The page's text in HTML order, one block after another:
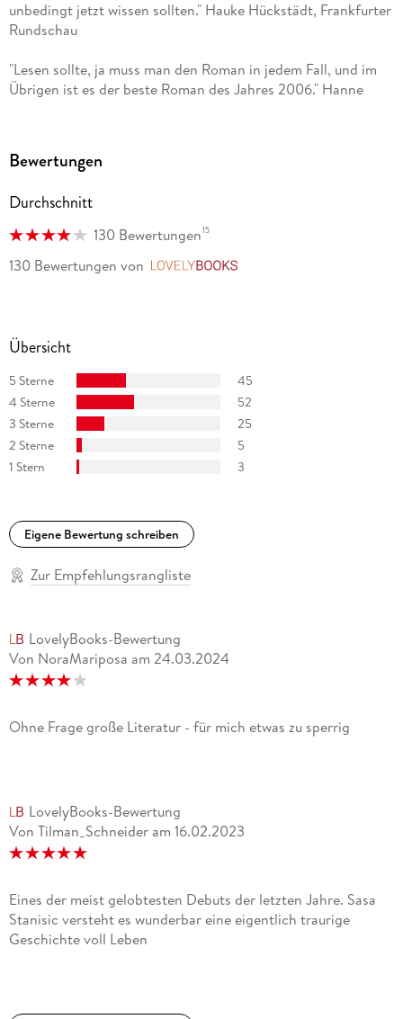
unbedingt jetzt wissen sollten." Hauke Hückstädt, Frankfurter
Rundschau
"Lesen sollte, ja muss man den Roman in jedem Fall, und im
Übrigen ist es der beste Roman des Jahres 2006." Hanne
Bewertungen
Durchschnitt
130 Bewertungen15
130 Bewertungen von
Übersicht
5 Sterne
45
4 Sterne
52
3 Sterne
25
2 Sterne
5
1 Stern
3
Eigene Bewertung schreiben
Zur Empfehlungsrangliste
LovelyBooks-Bewertung
Von NoraMariposa am 24.03.2024
Ohne Frage große Literatur - für mich etwas zu sperrig
LovelyBooks-Bewertung
Von Tilman_Schneider am 16.02.2023
Eines der meist gelobtesten Debuts der letzten Jahre. Sasa
Stanisic versteht es wunderbar eine eigentlich traurige
Geschichte voll Leben